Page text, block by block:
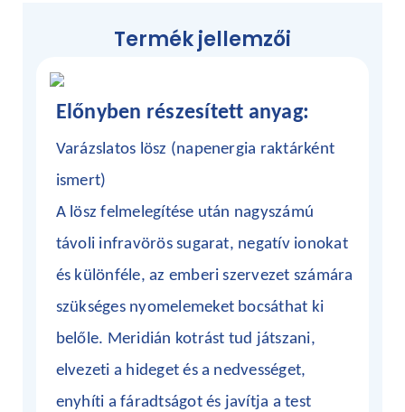
Termék jellemzői
Előnyben részesített anyag:
Varázslatos lösz (napenergia raktárként
ismert)
A lösz felmelegítése után nagyszámú
távoli infravörös sugarat, negatív ionokat
és különféle, az emberi szervezet számára
szükséges nyomelemeket bocsáthat ki
belőle. Meridián kotrást tud játszani,
elvezeti a hideget és a nedvességet,
enyhíti a fáradtságot és javítja a test